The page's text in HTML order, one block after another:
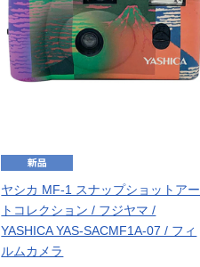
ヤシカ MF-1 スナップショットアー
トコレクション / フジヤマ /
YASHICA YAS-SACMF1A-07 / フィ
ルムカメラ